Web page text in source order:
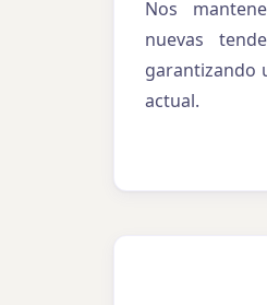
Nos
nuevas
garantizando
actual.